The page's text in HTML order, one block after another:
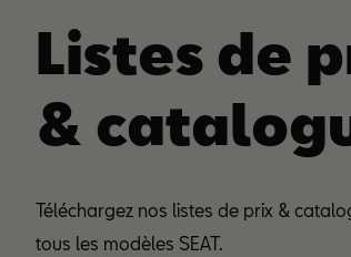
Listes de
&
Téléchargez nos listes de prix &
tous les modèles SEAT.